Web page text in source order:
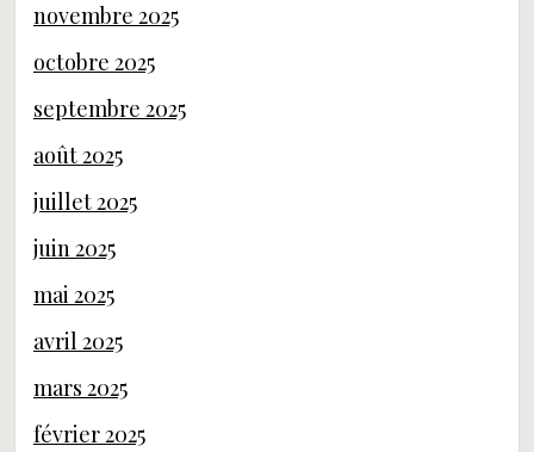
novembre 2025
octobre 2025
septembre 2025
août 2025
juillet 2025
juin 2025
mai 2025
avril 2025
mars 2025
février 2025